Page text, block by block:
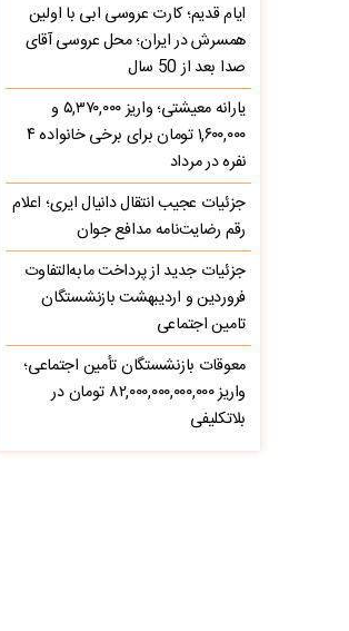
ایام قدیم؛ کارت عروسی ابی با اولین
همسرش در ایران؛ محل عروسی آقای
صدا بعد از 50 سال
یارانه معیشتی؛ واریز ۵,۳۷۰,۰۰۰ و
۱,۶۰۰,۰۰۰ تومان برای برخی خانواده ۴
نفره در مرداد
جزئیات عجیب انتقال دانیال ایری؛ اعلام
رقم رضایت‌نامه مدافع جوان
جزئیات جدید از پرداخت مابه‌التفاوت
فروردین و اردیبهشت بازنشستگان
تامین اجتماعی
معوقات بازنشستگان تأمین اجتماعی؛
واریز ۸۲,۰۰۰,۰۰۰,۰۰۰,۰۰۰ تومان در
بلاتکلیفی